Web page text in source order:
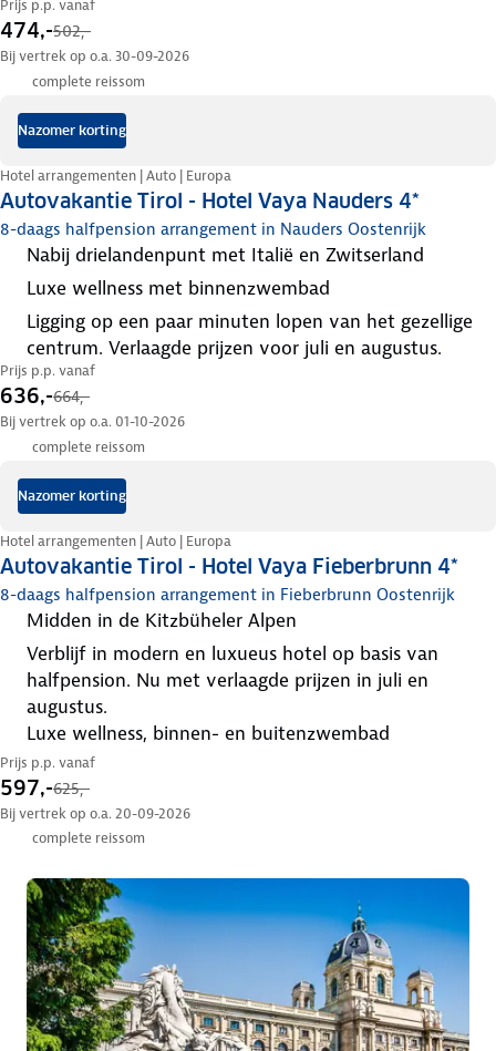
Prijs p.p. vanaf
474,-502,-
Bij vertrek op o.a. 30-09-2026
complete reissom
Nazomer korting
Autovakantie Tirol - Hotel Vaya Nauders 4*
Hotel arrangementen | Auto | Europa
8-daags halfpension arrangement in Nauders Oostenrijk
nabij drielandenpunt met Italië en Zwitserland
luxe wellness met binnenzwembad
ligging op een paar minuten lopen van het gezellige
centrum. Verlaagde prijzen voor juli en augustus.
Prijs p.p. vanaf
636,-664,-
Bij vertrek op o.a. 01-10-2026
complete reissom
Nazomer korting
Autovakantie Tirol - Hotel Vaya Fieberbrunn 4*
Hotel arrangementen | Auto | Europa
8-daags halfpension arrangement in Fieberbrunn Oostenrijk
midden in de Kitzbüheler Alpen
verblijf in modern en luxueus hotel op basis van
halfpension. Nu met verlaagde prijzen in juli en
augustus.
luxe wellness, binnen- en buitenzwembad
Prijs p.p. vanaf
597,-625,-
Bij vertrek op o.a. 20-09-2026
complete reissom